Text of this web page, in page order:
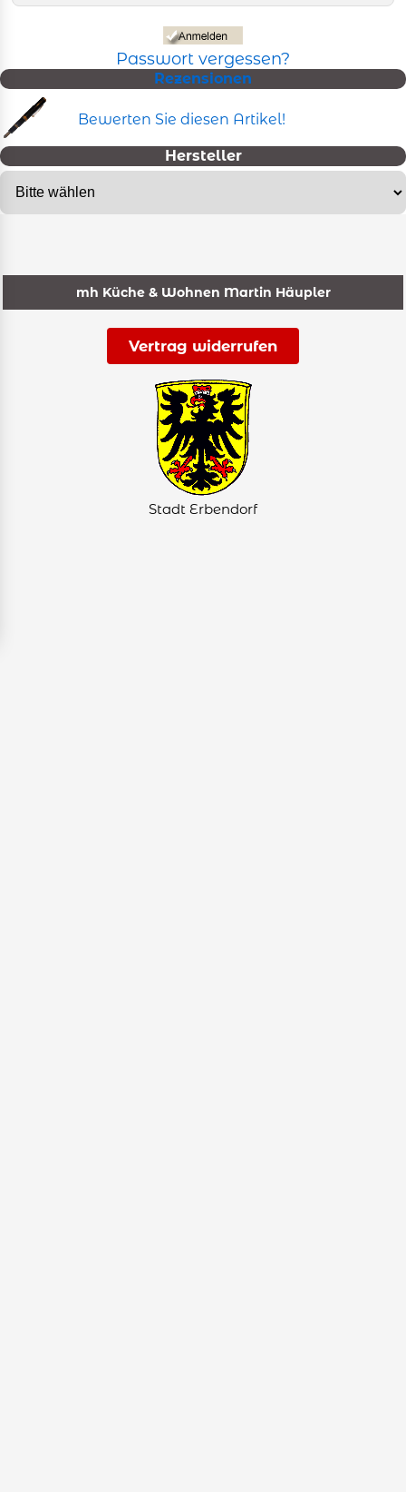
Passwort vergessen?
Rezensionen
Bewerten Sie diesen Artikel!
Hersteller
mh Küche & Wohnen Martin Häupler
Vertrag widerrufen
Stadt Erbendorf